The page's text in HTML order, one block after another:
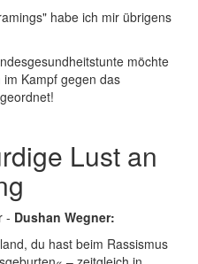
habe ich mir übrigens
möchte
Kampf gegen das
Lust an
- Dushan Wegner:
du hast beim Rassismus